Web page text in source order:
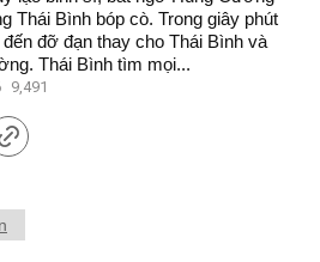
Thái Bình bóp cò. Trong giây phút
đỡ đạn thay cho Thái Bình và
Thái Bình tìm mọi...
9,491